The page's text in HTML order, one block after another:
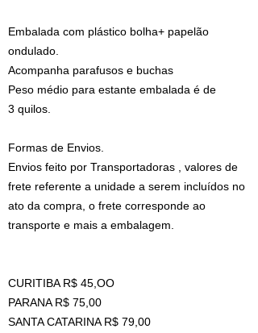
Embalada com plástico bolha+ papelão
ondulado.
Acompanha parafusos e buchas
Peso médio para estante embalada é de
3 quilos.
Formas de Envios.
Envios feito por Transportadoras , valores de
frete referente a unidade a serem incluídos no
ato da compra, o frete corresponde ao
transporte e mais a embalagem.
CURITIBA R$ 45,OO
PARANA R$ 75,00
SANTA CATARINA R$ 79,00